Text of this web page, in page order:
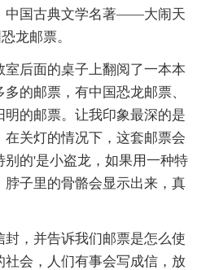
国古典文学名著——大闹天
龙邮票。
后面的桌子上翻阅了一本本
的邮票，有中国恐龙邮票、
的邮票。让我印象最深的是
关灯的情况下，这套邮票会
的'是小盗龙，如果用一种特
子里的骨骼会显示出来，真
，并告诉我们邮票是怎么使
社会，人们有事会写成信，放